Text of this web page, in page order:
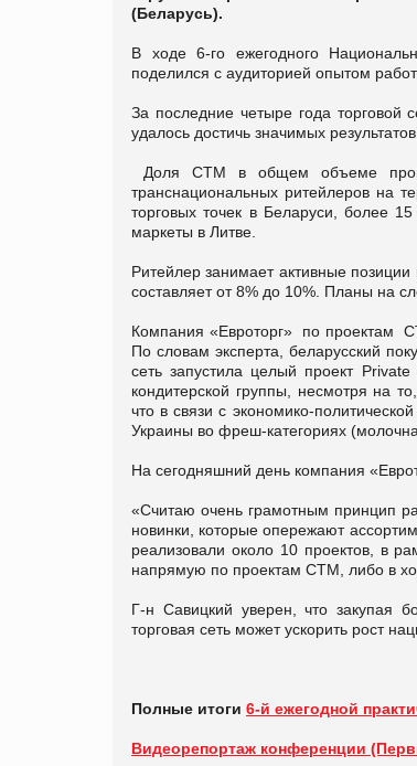
(Беларусь).
В ходе 6-го ежегодного
поделился с аудиторией опытом
За последние четыре года торговой
удалось достичь значимых
Доля СТМ в общем объеме
транснациональных ритейлеров на
торговых точек в Беларуси, более
маркеты в Литве.
Ритейлер занимает активные
составляет от 8% до 10%. Планы на
Компания «Евроторг» по проектам
По словам эксперта, беларусский
сеть запустила целый проект
кондитерской группы, несмотря на
что в связи с экономико-
Украины во фреш-категориях
На сегодняшний день компания
«Считаю очень грамотным принцип
новинки, которые опережают
реализовали около 10 проектов, в
напрямую по проектам СТМ, либо в
Г-н Савицкий уверен, что закупая
торговая сеть может ускорить рост
Полные итоги 6-й ежегодной
Видеорепортаж конференции